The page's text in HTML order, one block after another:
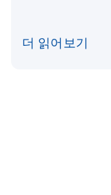
더 읽어보기